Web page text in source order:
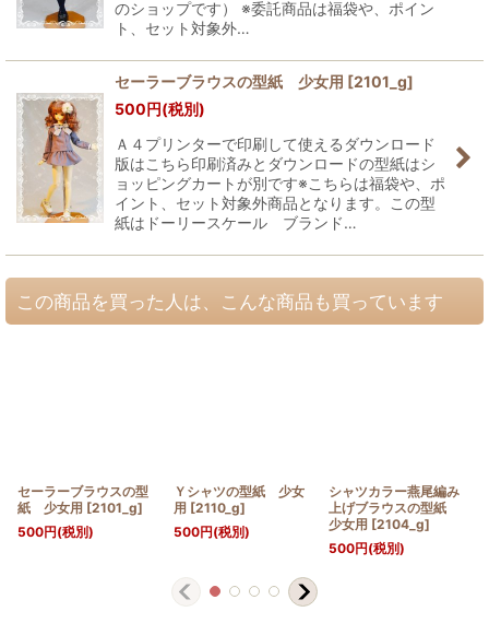
のショップです） ※委託商品は福袋や、ポイン
ト、セット対象外…
セーラーブラウスの型紙 少女用 [2101_g]
500円(税別)
Ａ４プリンターで印刷して使えるダウンロード
版はこちら印刷済みとダウンロードの型紙はシ
ョッピングカートが別です※こちらは福袋や、ポ
イント、セット対象外商品となります。この型
紙はドーリースケール ブランド…
この商品を買った人は、こんな商品も買っています
セーラーブラウスの型
紙 少女用 [2101_g]
500円(税別)
Ｙシャツの型紙 少女
用 [2110_g]
500円(税別)
シャツカラー燕尾編み
上げブラウスの型紙
少女用 [2104_g]
500円(税別)